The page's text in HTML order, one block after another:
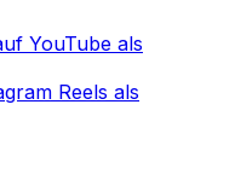
YouTube als
Reels als